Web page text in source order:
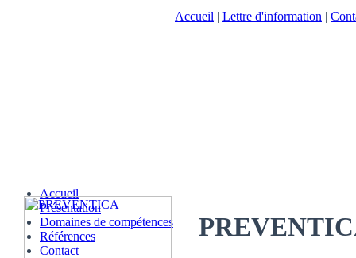
Accueil | Lettre d'information |
Accueil
Présentation
Domaines de compétences
Références
Contact